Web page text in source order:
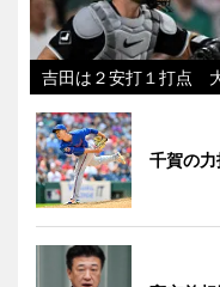
吉田は２安打１打点
千賀の